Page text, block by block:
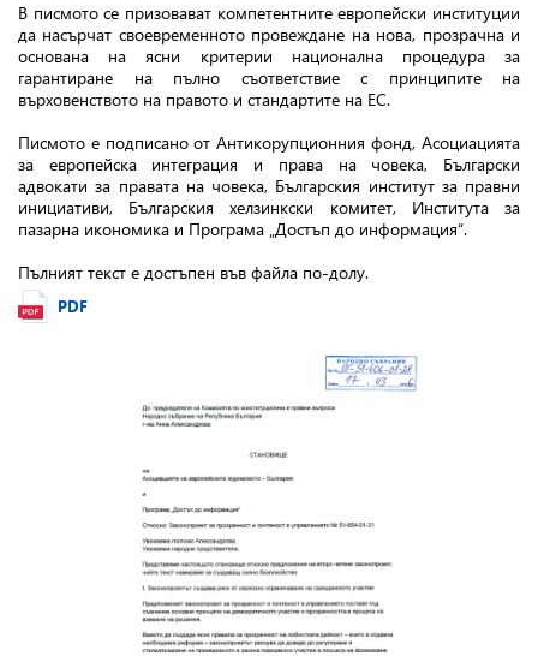
В писмото се призовават компетентните европейски институции
да насърчат своевременното провеждане на нова, прозрачна и
основана на ясни критерии национална процедура за
гарантиране на пълно съответствие с принципите на
върховенството на правото и стандартите на ЕС.
Писмото е подписано от Антикорупционния фонд, Асоциацията
за европейска интеграция и права на човека, Български
адвокати за правата на човека, Българския институт за правни
инициативи, Българския хелзинкски комитет, Института за
пазарна икономика и Програма „Достъп до информация“.
Пълният текст е достъпен във файла по-долу.
PDF